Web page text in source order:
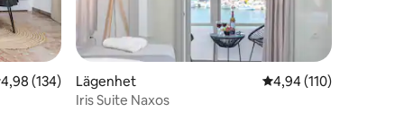
av 5 i genomsnittligt betyg, 134 omdömen
4,98 (134)
Lägenhet 4,94 av 5 i
4,94 (110)
Iris Suite Naxos